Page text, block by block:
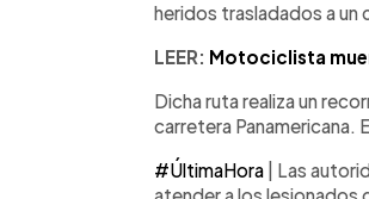
heridos trasladados a un
LEER: Motociclista
Dicha ruta realiza un
carretera Panamericana.
#ÚltimaHora | Las